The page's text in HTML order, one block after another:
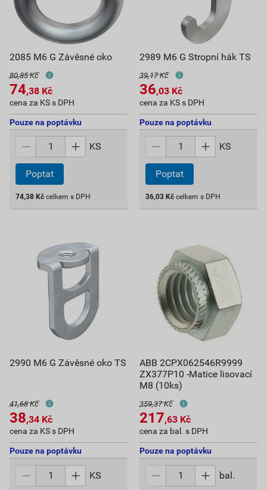
2085 M6 G Závěsné oko
80,85 Kč
74,38 Kč
cena za KS s DPH
Pouze na poptávku
KS
Poptat
74,38 Kč celkem s DPH
2989 M6 G Stropní hák TS
39,17 Kč
36,03 Kč
cena za KS s DPH
Pouze na poptávku
KS
Poptat
36,03 Kč celkem s DPH
2990 M6 G Závěsné oko TS
41,68 Kč
38,34 Kč
cena za KS s DPH
Pouze na poptávku
KS
ABB 2CPX062546R9999
ZX377P10 -Matice lisovací
M8 (10ks)
359,37 Kč
217,63 Kč
cena za bal. s DPH
Pouze na poptávku
bal.